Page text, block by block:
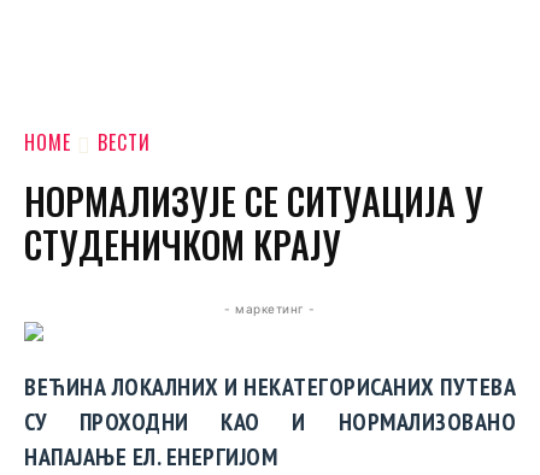
HOME ВЕСТИ
НОРМАЛИЗУЈЕ СЕ СИТУАЦИЈА У
СТУДЕНИЧКОМ КРАЈУ
- маркетинг -
ВЕЋИНА ЛОКАЛНИХ И НЕКАТЕГОРИСАНИХ ПУТЕВА
СУ ПРОХОДНИ КАО И НОРМАЛИЗОВАНО
НАПАЈАЊЕ ЕЛ. ЕНЕРГИЈОМ